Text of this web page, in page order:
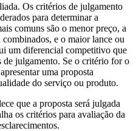
Os critérios de julgamento
para determinar a
comuns são o menor preço, a
e o maior lance ou
um diferencial competitivo que
de julgamento. Se o critério for o
uma proposta
do serviço ou produto.
que a proposta será julgada
os critérios para avaliação da